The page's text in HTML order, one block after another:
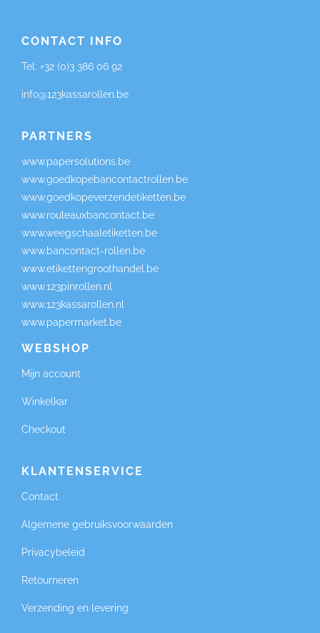
CONTACT INFO
Tel: +32 (0)3 386 06 92
info@123kassarollen.be
PARTNERS
www.papersolutions.be
www.goedkopebancontactrollen.be
www.goedkopeverzendetiketten.be
www.rouleauxbancontact.be
www.weegschaaletiketten.be
www.bancontact-rollen.be
www.etikettengroothandel.be
www.123pinrollen.nl
www.123kassarollen.nl
www.papermarket.be
WEBSHOP
Mijn account
Winkelkar
Checkout
KLANTENSERVICE
Contact
Algemene gebruiksvoorwaarden
Privacybeleid
Retourneren
Verzending en levering